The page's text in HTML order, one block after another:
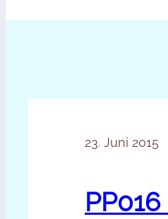
23. Juni 2015